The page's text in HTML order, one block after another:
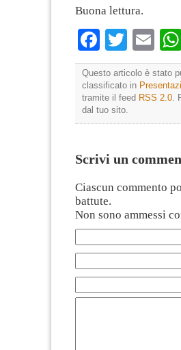
Buona lettura.
Facebook
Twitter
Questo articolo è stato
classificato in
tramite il feed RSS 2.0.
dal tuo sito.
Scrivi un
Ciascun commento
battute.
Non sono ammessi